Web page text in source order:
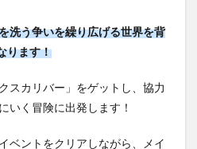
洗う争いを繰り広げる世界を背
ります！
スカリバー」をゲットし、協力
いく冒険に出発します！
ベントをクリアしながら、メイ